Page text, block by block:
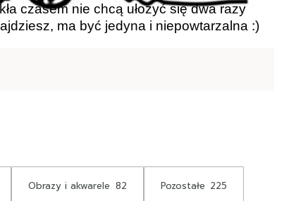
czasem nie chcą ułożyć się dwa razy
ma być jedyna i niepowtarzalna :)
Obrazy i akwarele 82 Pozostałe 225